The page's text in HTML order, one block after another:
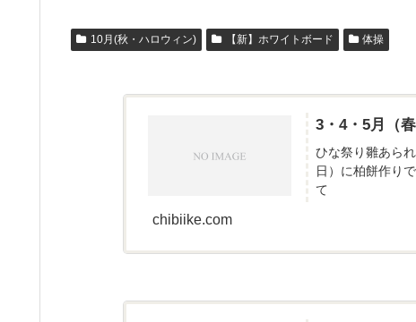
10月(秋・ハロウィン) 【新】ホワイトボード 体操
3・4・5月（
ひな祭り雛あら
日）に柏餅作り
て
chibiike.com